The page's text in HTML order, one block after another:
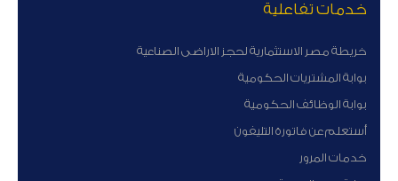
خدمات تفاعلية
خريطة مصر الاستثمارية لحجز الاراضى الصناعية
بوابة المشتريات الحكومية
بوابة الوظائف الحكومية
أستعلم عن فاتورة التليفون
خدمات المرور